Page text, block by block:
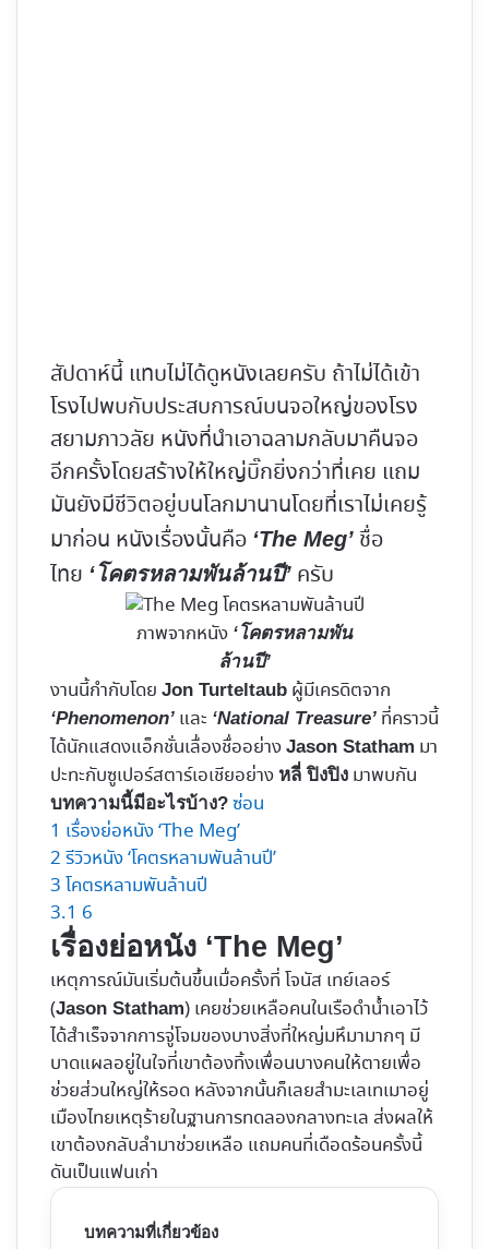
สัปดาห์นี้ แทบไม่ได้ดูหนังเลยครับ ถ้าไม่ได้เข้า
โรงไปพบกับประสบการณ์บนจอใหญ่ของโรง
สยามภาวลัย หนังที่นำเอาฉลามกลับมาคืนจอ
อีกครั้งโดยสร้างให้ใหญ่บิ๊กยิ่งกว่าที่เคย แถม
มันยังมีชีวิตอยู่บนโลกมานานโดยที่เราไม่เคยรู้
มาก่อน หนังเรื่องนั้นคือ ‘The Meg’ ชื่อ
ไทย ‘โคตรหลามพันล้านปี’ ครับ
ภาพจากหนัง ‘โคตรหลามพัน
ล้านปี’
งานนี้กำกับโดย Jon Turteltaub ผู้มีเครดิตจาก
‘Phenomenon’ และ ‘National Treasure’ ที่คราวนี้
ได้นักแสดงแอ็กชั่นเลื่องชื่ออย่าง Jason Statham มา
ปะทะกับซูเปอร์สตาร์เอเชียอย่าง หลี่ ปิงปิง มาพบกัน
บทความนี้มีอะไรบ้าง? ซ่อน
1 เรื่องย่อหนัง ‘The Meg’
2 รีวิวหนัง ‘โคตรหลามพันล้านปี’
3 โคตรหลามพันล้านปี
3.1 6
เรื่องย่อหนัง ‘The Meg’
เหตุการณ์มันเริ่มต้นขึ้นเมื่อครั้งที่ โจนัส เทย์เลอร์
(Jason Statham) เคยช่วยเหลือคนในเรือดำน้ำเอาไว้
ได้สำเร็จจากการจู่โจมของบางสิ่งที่ใหญ่มหึมามากๆ มี
บาดแผลอยู่ในใจที่เขาต้องทิ้งเพื่อนบางคนให้ตายเพื่อ
ช่วยส่วนใหญ่ให้รอด หลังจากนั้นก็เลยสำมะเลเทเมาอยู่
เมืองไทยเหตุร้ายในฐานการทดลองกลางทะเล ส่งผลให้
เขาต้องกลับลำมาช่วยเหลือ แถมคนที่เดือดร้อนครั้งนี้
ดันเป็นแฟนเก่า
บทความที่เกี่ยวข้อง